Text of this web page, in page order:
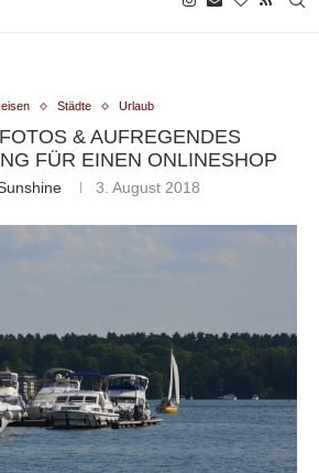
Städte Urlaub
& AUFREGENDES
FÜR EINEN ONLINESHOP
3. August 2018